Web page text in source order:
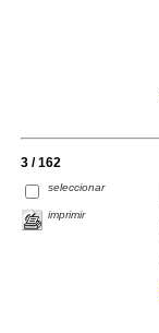
3 / 162
seleccionar
imprimir